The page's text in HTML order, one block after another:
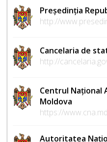
Președinția
http://
Cancelaria de
http://
Centrul Național
Moldova
https://www.cna.md
Autoritatea